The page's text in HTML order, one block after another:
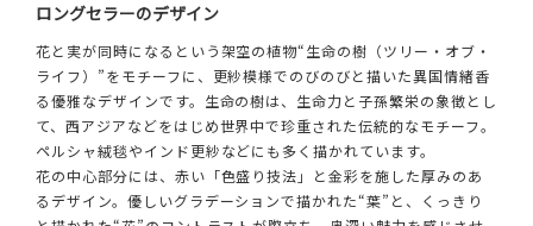
ロングセラーのデザイン
花と実が同時になるという架空の植物“生命の樹（ツリー・オブ・
ライフ）”をモチーフに、更紗模様でのびのびと描いた異国情緒香
る優雅なデザインです。生命の樹は、生命力と子孫繁栄の象徴とし
て、西アジアなどをはじめ世界中で珍重された伝統的なモチーフ。
ペルシャ絨毯やインド更紗などにも多く描かれています。
花の中心部分には、赤い「色盛り技法」と金彩を施した厚みのあ
るデザイン。優しいグラデーションで描かれた“葉”と、くっきり